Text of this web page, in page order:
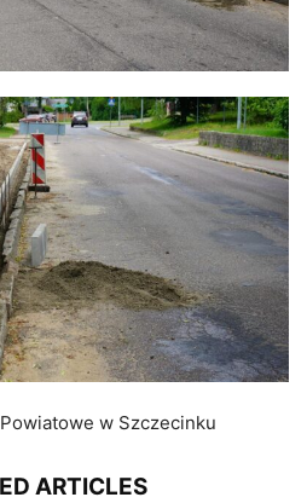
w Szczecinku
ARTICLES